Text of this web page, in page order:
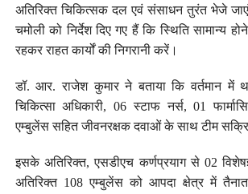
अतिरिक्त चिकित्सक दल एवं संसाधन तुरंत भेजे
चमोली को निर्देश दिए गए हैं कि स्थिति सामान्य
रहकर राहत कार्यों की निगरानी करें।
डॉ. आर. राजेश कुमार ने बताया कि वर्तमान में
चिकित्सा अधिकारी, 06 स्टाफ नर्स, 01
एम्बुलेंस सहित जीवनरक्षक दवाओं के साथ टीम
इसके अतिरिक्त, एसडीएच कर्णप्रयाग से 02
अतिरिक्त 108 एम्बुलेंस को आपदा क्षेत्र में